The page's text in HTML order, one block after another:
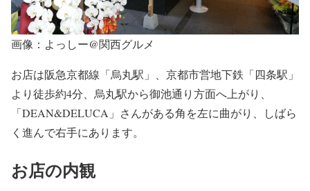
画像：よっしー@関西グルメ
お店は阪急京都線「烏丸駅」、京都市営地下鉄「四条駅」
より徒歩約4分、烏丸駅から御池通り方面へ上がり、
「DEAN&DELUCA」さんがある角を左に曲がり、しばら
く進んで右手にあります。
お店の内観